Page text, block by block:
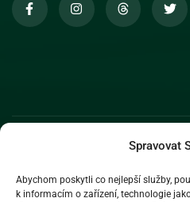
Spravovat
Abychom poskytli co nejlepší služby,
k informacím o zařízení, technologie